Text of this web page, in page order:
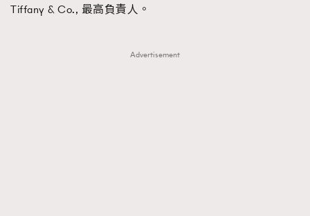
Tiffany & Co., 最高負責人。
Advertisement